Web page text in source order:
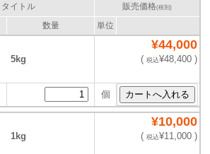
タイトル 販売価格(税別)
数量 単位
5kg
¥44,000
( 税込¥48,400 )
個
1kg
¥10,000
( 税込¥11,000 )